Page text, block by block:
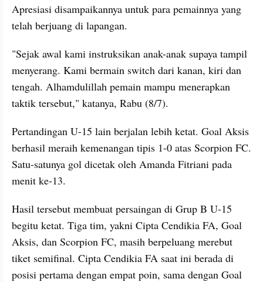
Apresiasi disampaikannya untuk para pemainnya yang
telah berjuang di lapangan.
"Sejak awal kami instruksikan anak-anak supaya tampil
menyerang. Kami bermain switch dari kanan, kiri dan
tengah. Alhamdulillah pemain mampu menerapkan
taktik tersebut," katanya, Rabu (8/7).
Pertandingan U-15 lain berjalan lebih ketat. Goal Aksis
berhasil meraih kemenangan tipis 1-0 atas Scorpion FC.
Satu-satunya gol dicetak oleh Amanda Fitriani pada
menit ke-13.
Hasil tersebut membuat persaingan di Grup B U-15
begitu ketat. Tiga tim, yakni Cipta Cendikia FA, Goal
Aksis, dan Scorpion FC, masih berpeluang merebut
tiket semifinal. Cipta Cendikia FA saat ini berada di
posisi pertama dengan empat poin, sama dengan Goal